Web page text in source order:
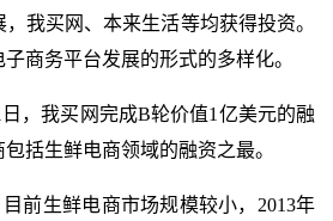
我买网、本来生活等均获得投资。
商务平台发展的形式的多样化。
日，我买网完成B轮价值1 亿美元的融
括生鲜电商领域的融资之最。
前生鲜电商市场规模较小， 2013年